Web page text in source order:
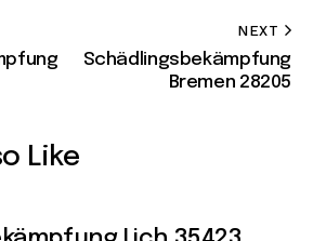
NEXT
Schädlingsbekämpfung
Bremen 28205
Like